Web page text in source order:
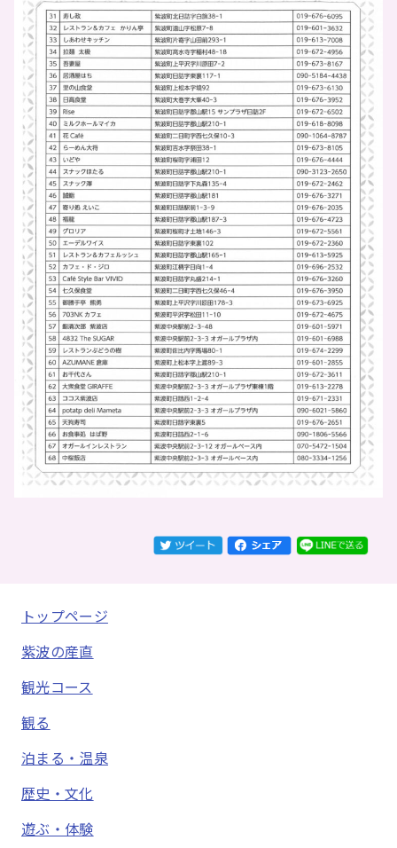
トップページ
紫波の産直
観光コース
観る
泊まる・温泉
歴史・文化
遊ぶ・体験